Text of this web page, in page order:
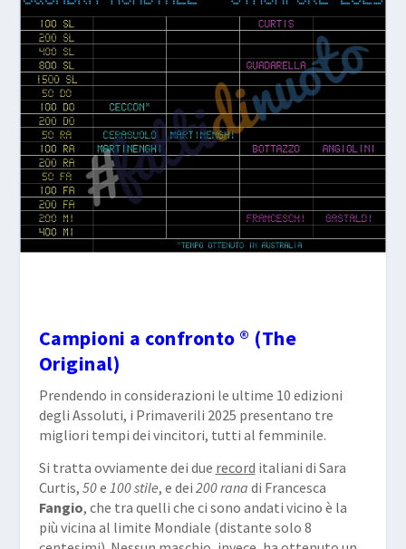
Campioni a confronto ® (The
Original)
Prendendo in considerazioni le ultime 10 edizioni
degli Assoluti, i Primaverili 2025 presentano tre
migliori tempi dei vincitori, tutti al femminile.
Si tratta ovviamente dei due record italiani di Sara
Curtis, 50e 100stile, e dei 200 rana di Francesca
Fangio, che tra quelli che ci sono andati vicino è la
più vicina al limite Mondiale (distante solo 8